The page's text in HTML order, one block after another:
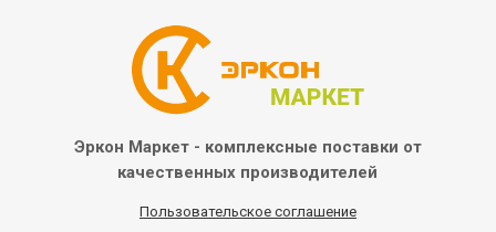
Эркон Маркет - комплексные поставки от
качественных производителей
Пользовательское соглашение